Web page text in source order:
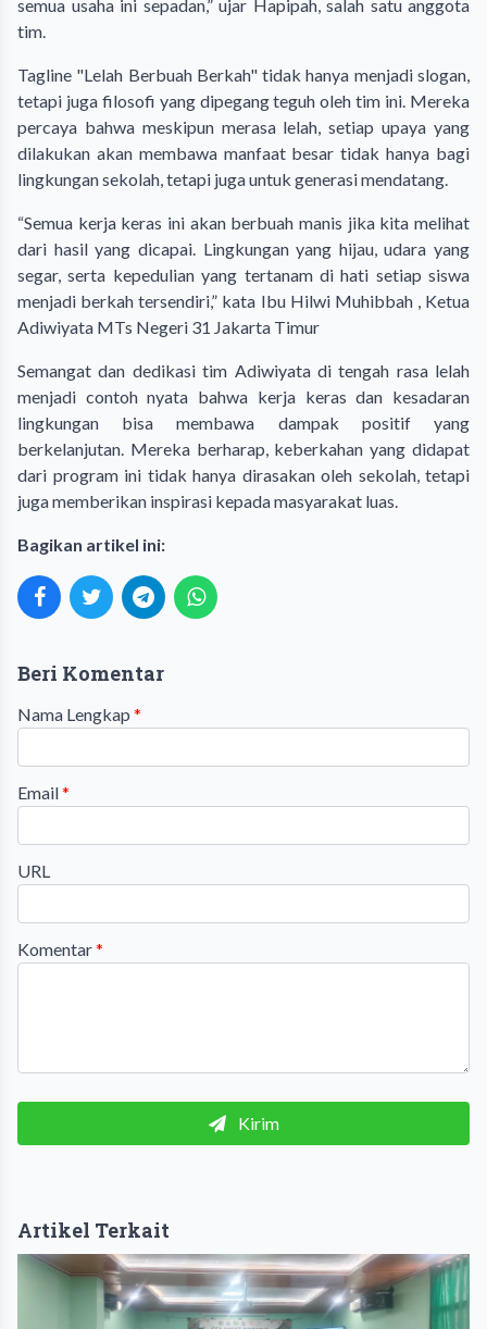
semua usaha ini sepadan,” ujar Hapipah, salah satu anggota
tim.
Tagline "Lelah Berbuah Berkah" tidak hanya menjadi slogan,
tetapi juga filosofi yang dipegang teguh oleh tim ini. Mereka
percaya bahwa meskipun merasa lelah, setiap upaya yang
dilakukan akan membawa manfaat besar tidak hanya bagi
lingkungan sekolah, tetapi juga untuk generasi mendatang.
“Semua kerja keras ini akan berbuah manis jika kita melihat
dari hasil yang dicapai. Lingkungan yang hijau, udara yang
segar, serta kepedulian yang tertanam di hati setiap siswa
menjadi berkah tersendiri,” kata Ibu Hilwi Muhibbah , Ketua
Adiwiyata MTs Negeri 31 Jakarta Timur
Semangat dan dedikasi tim Adiwiyata di tengah rasa lelah
menjadi contoh nyata bahwa kerja keras dan kesadaran
lingkungan bisa membawa dampak positif yang
berkelanjutan. Mereka berharap, keberkahan yang didapat
dari program ini tidak hanya dirasakan oleh sekolah, tetapi
juga memberikan inspirasi kepada masyarakat luas.
Bagikan artikel ini:
Beri Komentar
Nama Lengkap *
Email*
URL
Komentar*
Kirim
Artikel Terkait